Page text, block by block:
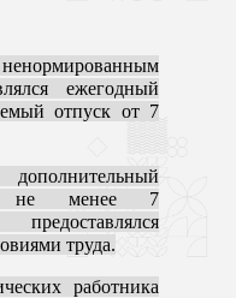
ежегодный
отпуск от 7
не менее 7
труда.
работника